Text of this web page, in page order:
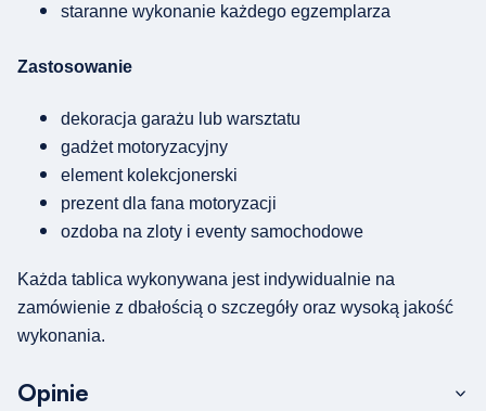
staranne wykonanie każdego egzemplarza
Zastosowanie
dekoracja garażu lub warsztatu
gadżet motoryzacyjny
element kolekcjonerski
prezent dla fana motoryzacji
ozdoba na zloty i eventy samochodowe
Każda tablica wykonywana jest indywidualnie na
zamówienie z dbałością o szczegóły oraz wysoką jakość
wykonania.
Opinie